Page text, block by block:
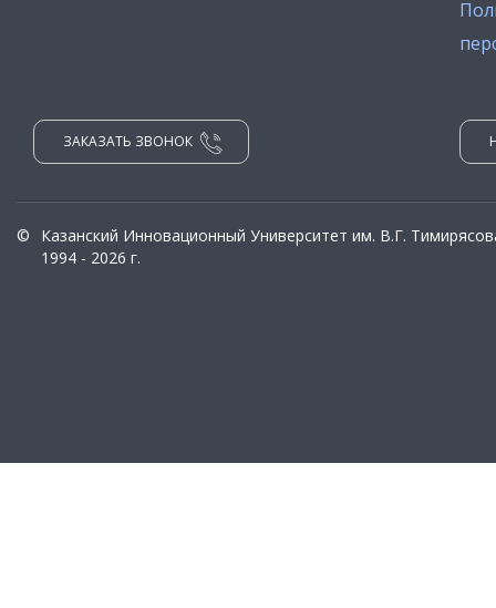
ЗАКАЗАТЬ ЗВОНОК
©
Казанский Инновационный Университет им. В.Г.
1994 - 2026 г.